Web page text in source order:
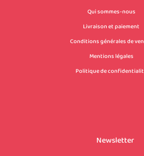
Qui sommes-nous
Livraison et paiement
Conditions générales de
Mentions légales
Politique de
Newsletter